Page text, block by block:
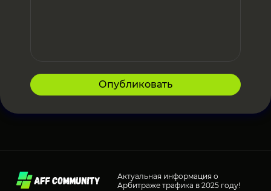
Опубликовать
Актуальная информация о
Арбитраже трафика в 2025 году!